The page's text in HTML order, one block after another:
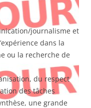
journalisme et
dans la
ou la recherche de
du respect
des tâches
une grande